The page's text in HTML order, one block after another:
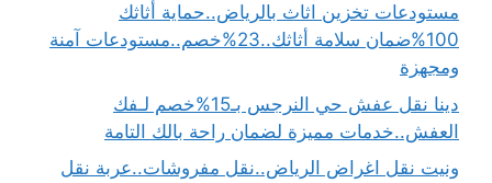
مستودعات تخزين اثاث بالرياض..حماية أثاثك
100%ضمان سلامة أثاثك..23%خصم..مستودعات آمنة
ومجهزة
دينا نقل عفش حي النرجس بـ15%خصم لـفك
العفش..خدمات مميزة لضمان راحة بالك التامة
ونيت نقل اغراض الرياض..نقل مفروشات..عربة نقل